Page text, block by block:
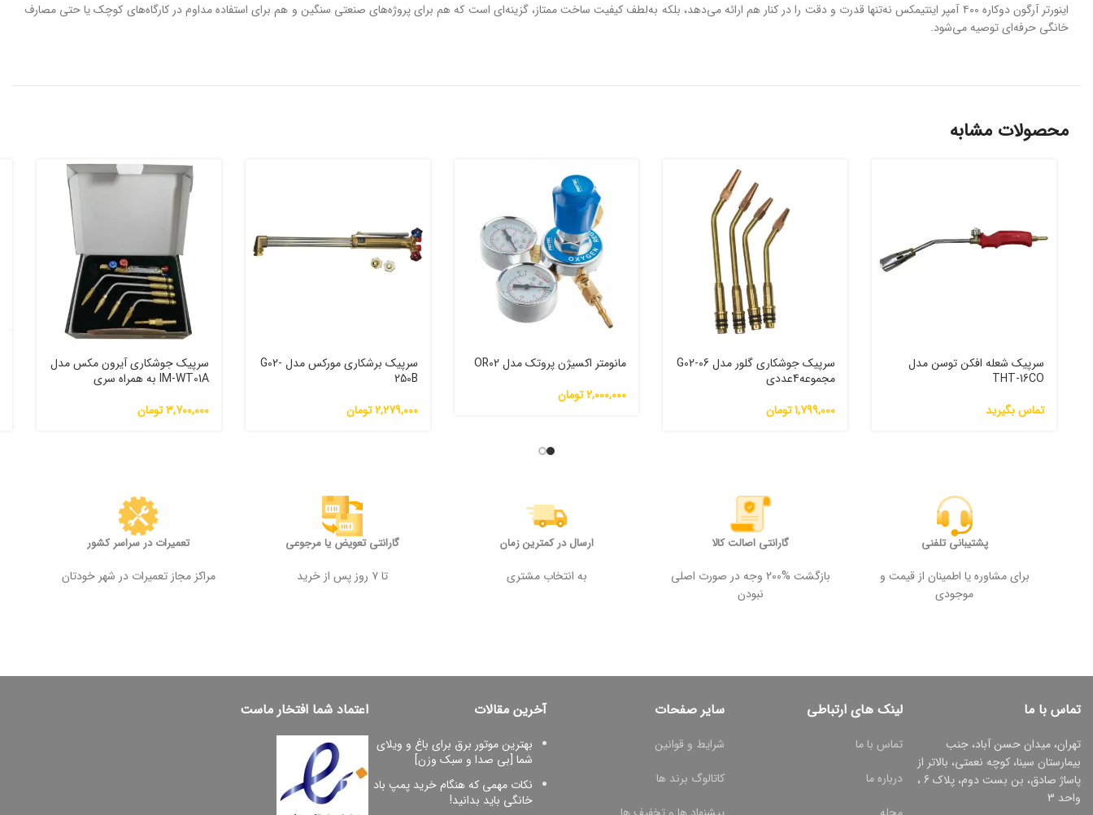
اینورتر آرگون دوکاره ۴۰۰ آمپر اینتیمکس نه‌تنها قدرت و دقت را در کنار هم ارائه می‌دهد، بلکه به‌لطف کیفیت ساخت ممتاز، گزینه‌ای است که هم برای پروژه‌های صنعتی سنگین و هم برای استفاده مداوم در کارگاه‌های کوچک یا حتی مصارف
خانگی حرفه‌ای توصیه می‌شود.
محصولات مشابه
سرپیک شعله افکن توسن مدل
THT-16CO
تماس بگیرید
سرپیک جوشکاری گلور مدل G02-06
مجموعه4عددی
1,799,000تومان
مانومتر اکسیژن پروتک مدل OR02
2,000,000تومان
سرپیک برشکاری مورکس مدل G02-
250B
2,279,000تومان
سرپیک جوشکاری آیرون مکس مدل
IM-WT01A به همراه سری
3,700,000تومان
پشتیبانی تلفنی
برای مشاوره یا اطمینان از قیمت و
موجودی
گارانتی اصالت کالا
بازگشت %200 وجه در صورت اصلی
نبودن
ارسال در کمترین زمان
به انتخاب مشتری
گارانتی تعویض یا مرجوعی
تا ۷ روز پس از خرید
تعمیرات در سراسر کشور
مراکز مجاز تعمیرات در شهر خودتان
تماس با ما
تهران، میدان حسن آباد، جنب
بیمارستان سینا، کوچه نعمتی، بالاتر از
پاساژ صادق، بن بست دوم، پلاک 6 ،
واحد 3
لینک های ارتباطی
تماس با ما
درباره ما
سایر صفحات
شرایط و قوانین
کاتالوگ برند ها
آخرین مقالات
بهترین موتور برق برای باغ و ویلای
شما [بی صدا و سبک وزن]
نکات مهمی که هنگام خرید پمپ باد
خانگی باید بدانید!
اعتماد شما افتخار ماست